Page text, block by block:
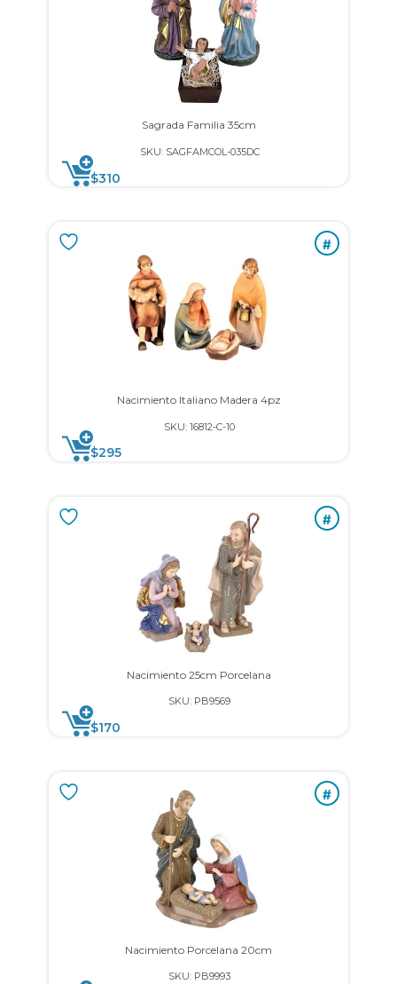
Sagrada Familia 35cm
SKU: SAGFAMCOL-035DC
$310
#
Nacimiento Italiano Madera 4pz
SKU: 16812-C-10
$295
#
Nacimiento 25cm Porcelana
SKU: PB9569
$170
#
Nacimiento Porcelana 20cm
SKU: PB9993